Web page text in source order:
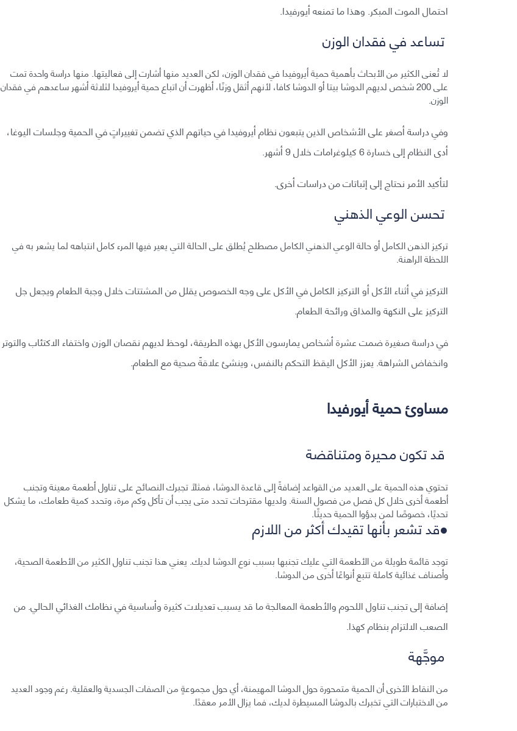
احتمال الموت المبكر. وهذا ما تمنعه أيورفيدا.
تساعد في فقدان الوزن
لا تُعنى الكثير من الأبحاث بأهمية حمية أيروفيدا في فقدان الوزن، لكن العديد منها أشارت إلى فعاليتها. منها دراسة واحدة تمت
على 200 شخص لديهم الدوشا بيتا أو الدوشا كافا، لأنهم أثقل وزنًا، أظهرت أن اتباع حمية أيروفيدا لثلاثة أشهر ساعدهم في فقدان
الوزن.
وفي دراسة أصغر على الأشخاص الذين يتبعون نظام أيروفيدا في حياتهم الذي تضمن تغييراتٍ في الحمية وجلسات اليوغا،
أدى النظام إلى خسارة 6 كيلوغرامات خلال 9 أشهر.
لتأكيد الأمر نحتاج إلى إثباتات من دراسات أخرى.
تحسن الوعي الذهني
تركيز الذهن الكامل أو حالة الوعي الذهني الكامل مصطلح يُطلق على الحالة التي يعير فيها المرء كامل انتباهه لما يشعر به في
اللحظة الراهنة.
التركيز في أثناء الأكل أو التركيز الكامل في الأكل على وجه الخصوص يقلل من المشتتات خلال وجبة الطعام ويجعل جل
التركيز على النكهة والمذاق ورائحة الطعام.
في دراسة صغيرة ضمت عشرة أشخاص يمارسون الأكل بهذه الطريقة، لوحظ لديهم نقصان الوزن واختفاء الاكتئاب والتوتر
وانخفاض الشراهة. يعزز الأكل اليقظ التحكم بالنفس، وينشئ علاقةً صحية مع الطعام.
مساوئ حمية أيورفيدا
قد تكون محيرة ومتناقضة
تحتوي هذه الحمية على العديد من القواعد إضافةً إلى قاعدة الدوشا، فمثلًا تجبرك النصائح على تناول أطعمة معينة وتجنب
أطعمة أخرى خلال كل فصل من فصول السنة. ولديها مقترحات تحدد متى يجب أن تأكل وكم مرة، وتحدد كمية طعامك، ما يشكل
تحديًا، خصوصًا لمن بدؤوا الحمية حديثًا.
●قد تشعر بأنها تقيدك أكثر من اللازم
توجد قائمة طويلة من الأطعمة التي عليك تجنبها بسبب نوع الدوشا لديك. يعني هذا تجنب تناول الكثير من الأطعمة الصحية،
وأصناف غذائية كاملة تتبع أنواعًا أخرى من الدوشا.
إضافة إلى تجنب تناول اللحوم والأطعمة المعالجة ما قد يسبب تعديلات كثيرة وأساسية في نظامك الغذائي الحالي. من
الصعب الالتزام بنظام كهذا.
موجَّهة
من النقاط الأخرى أن الحمية متمحورة حول الدوشا المهيمنة، أي حول مجموعةٍ من الصفات الجسدية والعقلية. رغم وجود العديد
من الاختبارات التي تخبرك بالدوشا المسيطرة لديك، فما يزال الأمر معقدًا.